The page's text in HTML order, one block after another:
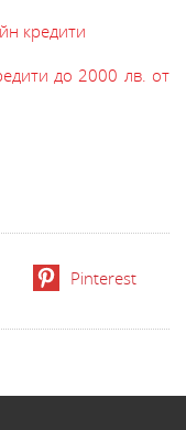
кредити
до 2000 лв. от
Pinterest